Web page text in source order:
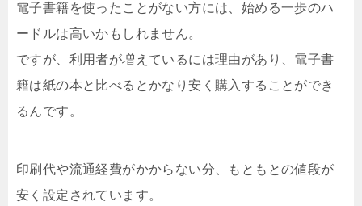
電子書籍を使ったことがない方には、始める一歩のハ
ードルは高いかもしれません。
ですが、利用者が増えているには理由があり、電子書
籍は紙の本と比べるとかなり安く購入することができ
るんです。
印刷代や流通経費がかからない分、もともとの値段が
安く設定されています。